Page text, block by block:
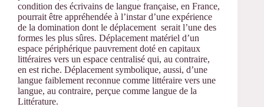
condition des écrivains de langue française, en France,
pourrait être appréhendée à l’instar d’une expérience
de la domination dont le déplacement serait l’une des
formes les plus sûres. Déplacement matériel d’un
espace périphérique pauvrement doté en capitaux
littéraires vers un espace centralisé qui, au contraire,
en est riche. Déplacement symbolique, aussi, d’une
langue faiblement reconnue comme littéraire vers une
langue, au contraire, perçue comme langue de la
Littérature.